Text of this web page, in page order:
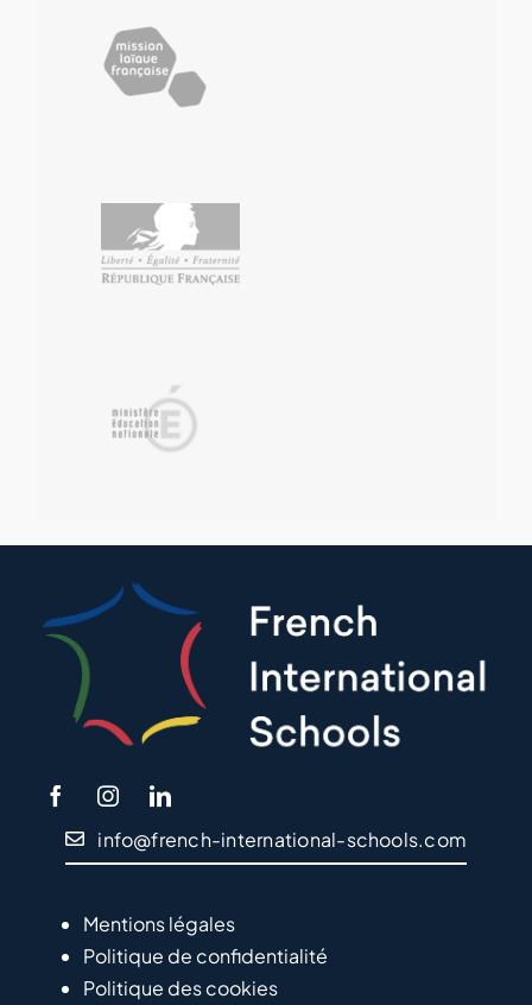
info@french-international-schools.com
Mentions légales
Politique de confidentialité
Politique des cookies